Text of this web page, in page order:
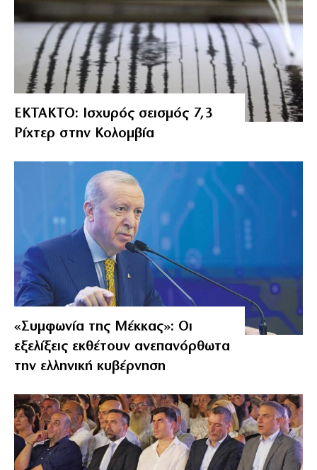
ΕΚΤΑΚΤΟ: Ισχυρός σεισμός 7,3
Ρίχτερ στην Κολομβία
«Συμφωνία της Μέκκας»: Οι
εξελίξεις εκθέτουν ανεπανόρθωτα
την ελληνική κυβέρνηση